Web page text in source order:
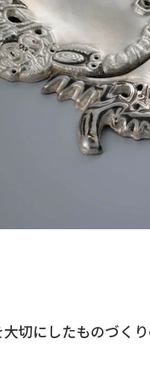
切にしたものづく